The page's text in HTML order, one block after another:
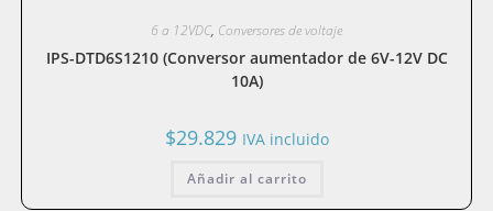
6 a 12VDC, Conversores de voltaje
IPS-DTD6S1210 (Conversor aumentador de 6V-12V DC
10A)
$29.829 IVA incluido
Añadir al carrito